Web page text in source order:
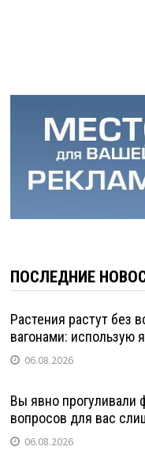
ПОСЛЕДНИЕ
Растения растут без
вагонами: использую
06.08.2026
Вы явно прогуливали
вопросов для вас
06.08.2026